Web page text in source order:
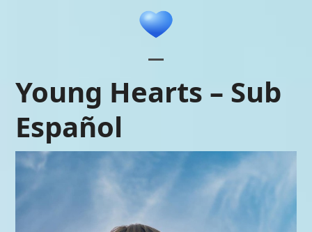
mobile
mobile
Young Hearts – Sub
Español